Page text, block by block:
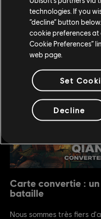
Honor est parfois difficile
moyens d'aider les
Pour plus d'informations,
Dominion pour débutants.
Carte convertie :
bataille
Nous sommes très fiers
technologies. If you
“decline” button
cookie preferences at
Cookie Preferences”
web page.
Set
Decline